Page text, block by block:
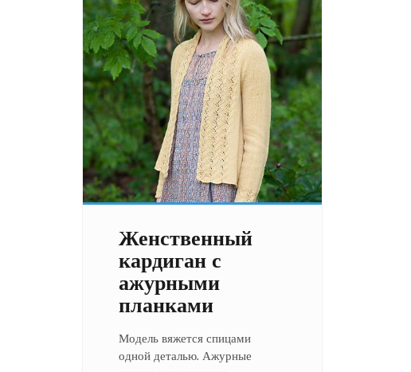
Женственный
кардиган с
ажурными
планками
Модель вяжется спицами
одной деталью. Ажурные